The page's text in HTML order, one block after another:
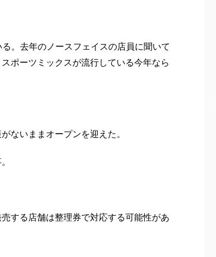
。去年のノースフェイスの店員に聞いて
ポーツミックスが流行している今年なら
ないままオープンを迎えた。
する店舗は整理券で対応する可能性があ